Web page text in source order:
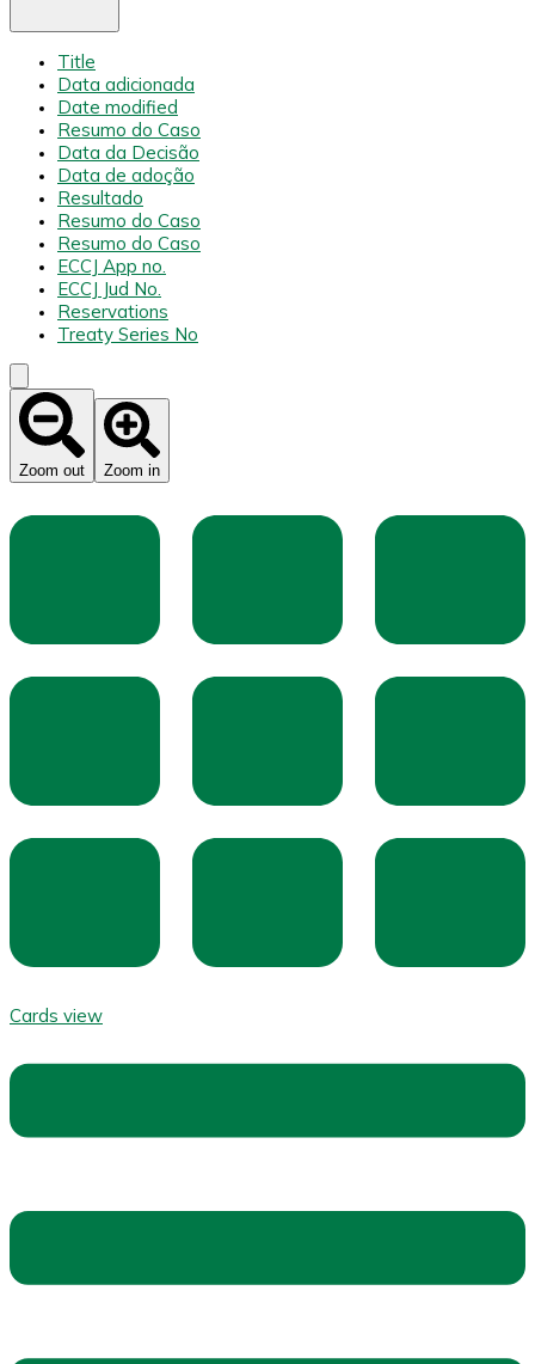
Title
Data adicionada
Date modified
Resumo do Caso
Data da Decisão
Data de adoção
Resultado
Resumo do Caso
Resumo do Caso
ECCJ App no.
ECCJ Jud No.
Reservations
Treaty Series No
Zoom out Zoom in
Cards view